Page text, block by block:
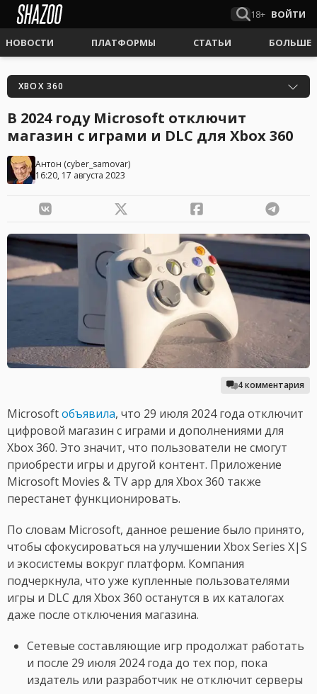
18+ ВОЙТИ
НОВОСТИ ПЛАТФОРМЫ СТАТЬИ БОЛЬШЕ
XBOX 360
В 2024 году Microsoft отключит
магазин с играми и DLC для Xbox 360
Антон (cyber_samovar)
16:20, 17 августа 2023
4 комментария
Microsoftобъявила, что 29 июля 2024 года отключит
цифровой магазин с играми и дополнениями для
Xbox 360. Это значит, что пользователи не смогут
приобрести игры и другой контент. Приложение
Microsoft Movies & TV app для Xbox 360 также
перестанет функционировать.
По словам Microsoft, данное решение было принято,
чтобы сфокусироваться на улучшении Xbox Series X|S
и экосистемы вокруг платформ. Компания
подчеркнула, что уже купленные пользователями
игры и DLC для Xbox 360 останутся в их каталогах
даже после отключения магазина.
Сетевые составляющие игр продолжат работать
и после 29 июля 2024 года до тех пор, пока
издатель или разработчик не отключит серверы